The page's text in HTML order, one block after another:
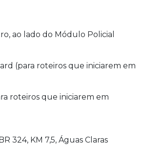
ao lado do Módulo Policial
(para roteiros que iniciarem em
roteiros que iniciarem em
324, KM 7,5, Águas Claras